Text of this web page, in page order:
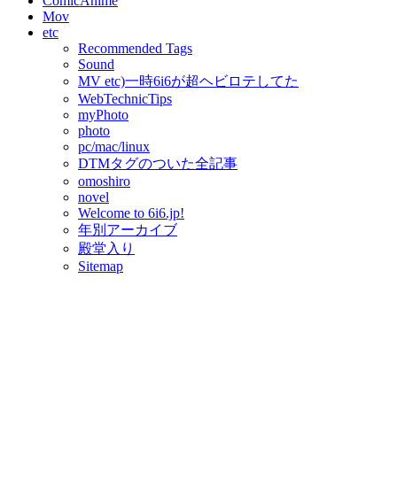
Mov
etc
Recommended Tags
Sound
MV etc)一時6i6が超ヘビロテしてた
WebTechnicTips
myPhoto
photo
pc/mac/linux
DTMタグのついた全記事
omoshiro
novel
Welcome to 6i6.jp!
年別アーカイブ
殿堂入り
Sitemap